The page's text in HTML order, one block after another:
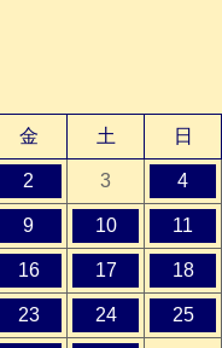
金 土 日
2 3 4
9 10 11
16 17 18
23 24 25